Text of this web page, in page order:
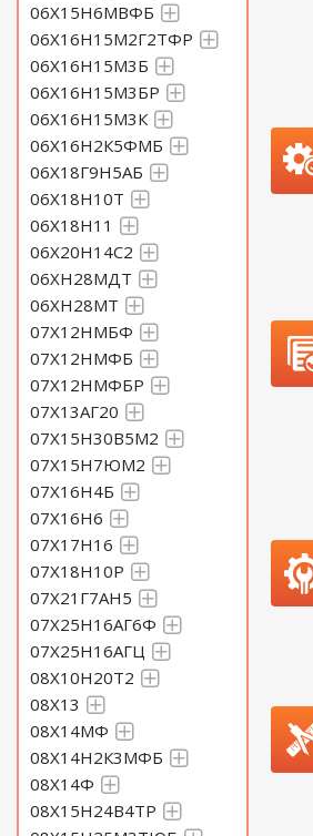
06Х15Н6МВФБ
06Х16Н15М2Г2ТФР
06Х16Н15М3Б
06Х16Н15М3БР
06Х16Н15М3К
06Х16Н2К5ФМБ
06Х18Г9Н5АБ
06Х18Н10Т
06Х18Н11
06Х20Н14С2
06ХН28МДТ
06ХН28МТ
07Х12НМБФ
07Х12НМФБ
07Х12НМФБР
07Х13АГ20
07Х15Н30В5М2
07Х15Н7ЮМ2
07Х16Н4Б
07Х16Н6
07Х17Н16
07Х18Н10Р
07Х21Г7АН5
07Х25Н16АГ6Ф
07Х25Н16АГЦ
08Х10Н20Т2
08Х13
08Х14МФ
08Х14Н2К3МФБ
08Х14Ф
08Х15Н24В4ТР